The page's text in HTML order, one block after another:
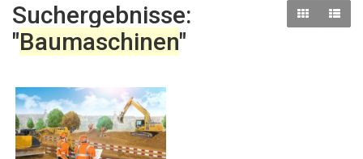
Suchergebnisse:
"Baumaschinen"